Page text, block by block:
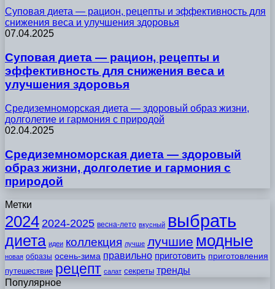
Суповая диета — рацион, рецепты и эффективность для
снижения веса и улучшения здоровья
07.04.2025
Суповая диета — рацион, рецепты и
эффективность для снижения веса и
улучшения здоровья
Средиземноморская диета — здоровый образ жизни,
долголетие и гармония с природой
02.04.2025
Средиземноморская диета — здоровый
образ жизни, долголетие и гармония с
природой
Метки
2024 2024-2025 весна-лето вкусный выбрать
диета идеи коллекция лучше лучшие модные
новая образы осень-зима правильно приготовить приготовления
путешествие рецепт салат секреты тренды
Популярное